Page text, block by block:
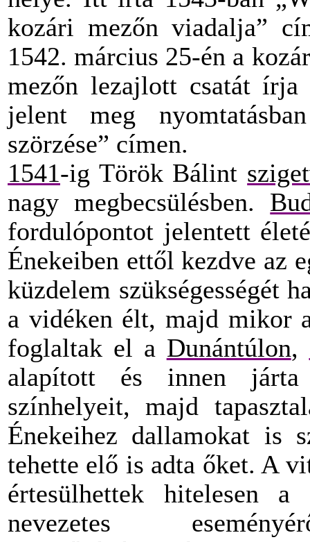
kozári mezőn viadalja”
1542. március 25-én a
mezőn lezajlott csatát
jelent meg
szörzése” címen.
1541-ig Török Bálint
nagy megbecsülésben.
fordulópontot jelentett
Énekeiben ettől kezdve az
küzdelem szükségességét
a vidéken élt, majd mikor
foglaltak el a Dunántúlon,
alapított és innen járta
színhelyeit, majd
Énekeihez dallamokat is
tehette elő is adta őket. A
értesülhettek hitelesen a
nevezetes